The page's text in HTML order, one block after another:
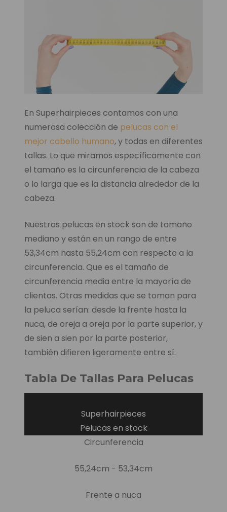
En Superhairpieces contamos con una
numerosa colección de pelucas con el
mejor cabello humano, y todas en diferentes
tallas. Lo que miramos específicamente con
el tamaño es la circunferencia de la cabeza
o lo larga que es la distancia alrededor de la
cabeza.
Nuestras pelucas en stock son de tamaño
mediano y están en un rango de entre
53,34cm hasta 55,24cm con respecto a la
circunferencia. Que es el tamaño de
circunferencia media entre la mayoría de
clientas. Otras medidas que se toman para
la peluca serían: desde la frente hasta la
nuca, de oreja a oreja por la parte superior, y
de sien a sien por la parte posterior,
también difieren ligeramente entre sí.
Tabla De Tallas Para Pelucas
Superhairpieces
Pelucas en stock
Circunferencia
55,24cm - 53,34cm
Frente a nuca